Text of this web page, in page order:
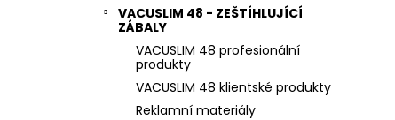
VACUSLIM 48 - ZEŠTÍHLUJÍCÍ
ZÁBALY
VACUSLIM 48 profesionální
produkty
VACUSLIM 48 klientské produkty
Reklamní materiály